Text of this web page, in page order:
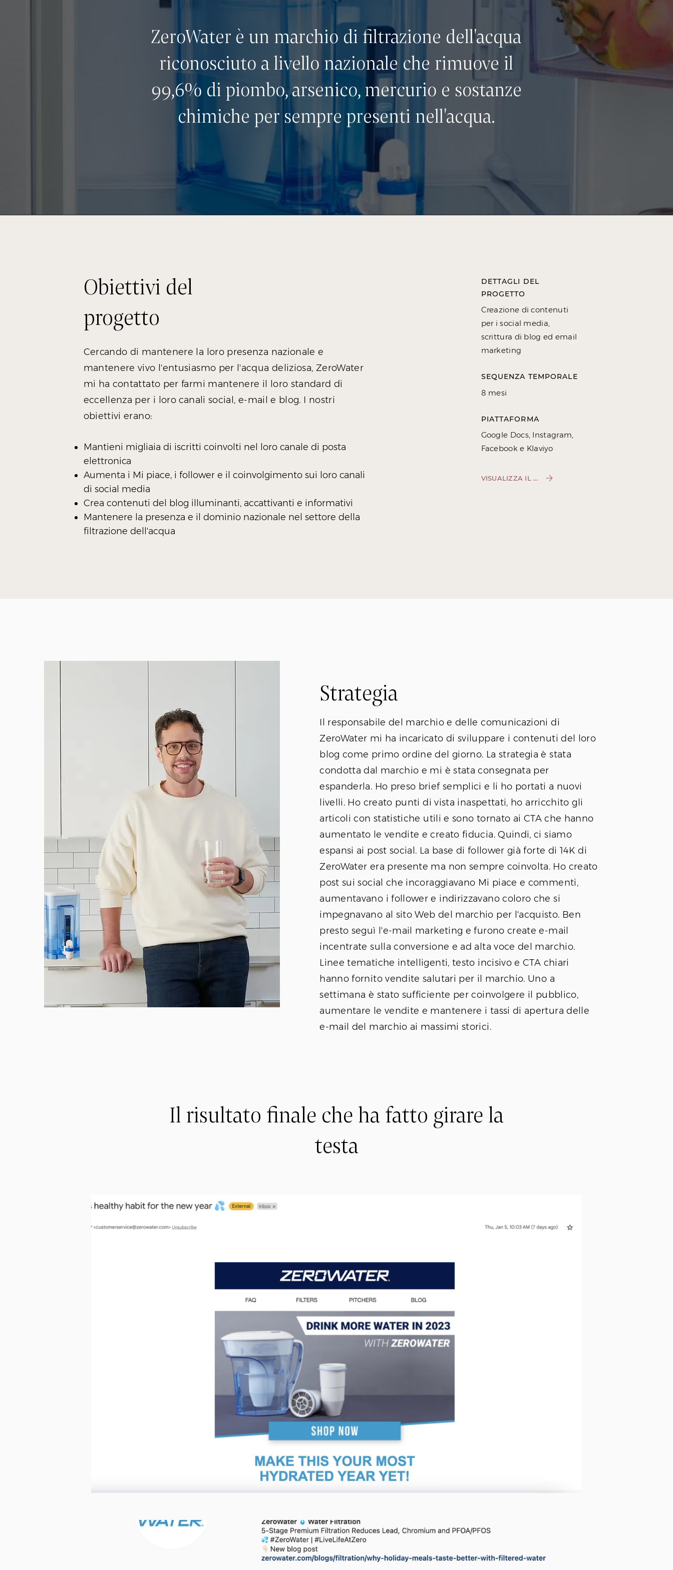
ZeroWater è un marchio di filtrazione dell'acqua
riconosciuto a livello nazionale che rimuove il
99,6% di piombo, arsenico, mercurio e sostanze
chimiche per sempre presenti nell'acqua.
Obiettivi del
progetto
Cercando di mantenere la loro presenza nazionale e
mantenere vivo l'entusiasmo per l'acqua deliziosa, ZeroWater
mi ha contattato per farmi mantenere il loro standard di
eccellenza per i loro canali social, e-mail e blog. I nostri
obiettivi erano:
Mantieni migliaia di iscritti coinvolti nel loro canale di posta
elettronica
Aumenta i Mi piace, i follower e il coinvolgimento sui loro canali
di social media
Crea contenuti del blog illuminanti, accattivanti e informativi
Mantenere la presenza e il dominio nazionale nel settore della
filtrazione dell'acqua
DETTAGLI DEL
PROGETTO
Creazione di contenuti
per i social media,
scrittura di blog ed email
marketing
SEQUENZA TEMPORALE
8 mesi
PIATTAFORMA
Google Docs, Instagram,
Facebook e Klaviyo
VISUALIZZA IL SITO
Strategia
Il responsabile del marchio e delle comunicazioni di
ZeroWater mi ha incaricato di sviluppare i contenuti del loro
blog come primo ordine del giorno. La strategia è stata
condotta dal marchio e mi è stata consegnata per
espanderla. Ho preso brief semplici e li ho portati a nuovi
livelli. Ho creato punti di vista inaspettati, ho arricchito gli
articoli con statistiche utili e sono tornato ai CTA che hanno
aumentato le vendite e creato fiducia. Quindi, ci siamo
espansi ai post social. La base di follower già forte di 14K di
ZeroWater era presente ma non sempre coinvolta. Ho creato
post sui social che incoraggiavano Mi piace e commenti,
aumentavano i follower e indirizzavano coloro che si
impegnavano al sito Web del marchio per l'acquisto. Ben
presto seguì l'e-mail marketing e furono create e-mail
incentrate sulla conversione e ad alta voce del marchio.
Linee tematiche intelligenti, testo incisivo e CTA chiari
hanno fornito vendite salutari per il marchio. Uno a
settimana è stato sufficiente per coinvolgere il pubblico,
aumentare le vendite e mantenere i tassi di apertura delle
e-mail del marchio ai massimi storici.
Il risultato finale che ha fatto girare la
testa